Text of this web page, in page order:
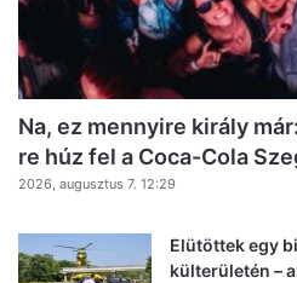
Na, ez mennyire király
re húz fel a Coca-Cola
2026, augusztus 7. 12:29
Elütöttek egy
külterületén –